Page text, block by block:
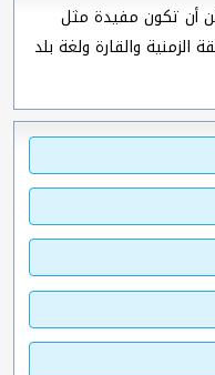
أن تكون مفيدة مثل
الزمنية والقارة ولغة بلد